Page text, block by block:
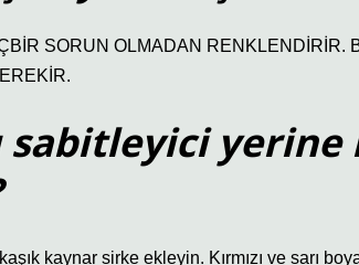
SORUN OLMADAN RENKLENDİRİR.
sabitleyici yerine
kaynar sirke ekleyin. Kırmızı ve sarı